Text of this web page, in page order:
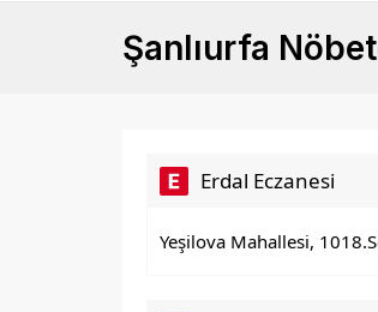
Şanlıurfa
Erdal Eczanesi
Yeşilova Mahallesi,